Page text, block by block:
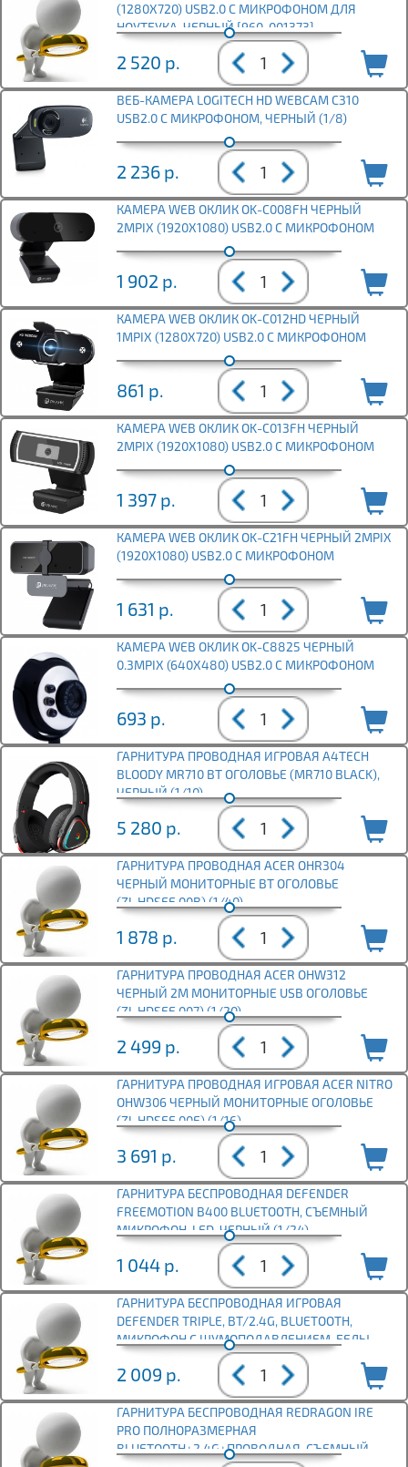
(1280X720) USB2.0 С МИКРОФОНОМ ДЛЯ
НОУТБУКА, ЧЕРНЫЙ [960-001373]
2 520 р.
ВЕБ-КАМЕРА LOGITECH HD WEBCAM C310
USB2.0 С МИКРОФОНОМ, ЧЕРНЫЙ (1/8)
2 236 р.
КАМЕРА WEB ОКЛИК OK-C008FH ЧЕРНЫЙ
2MPIX (1920X1080) USB2.0 С МИКРОФОНОМ
1 902 р.
КАМЕРА WEB ОКЛИК OK-C012HD ЧЕРНЫЙ
1MPIX (1280X720) USB2.0 С МИКРОФОНОМ
861 р.
КАМЕРА WEB ОКЛИК OK-C013FH ЧЕРНЫЙ
2MPIX (1920X1080) USB2.0 С МИКРОФОНОМ
1 397 р.
КАМЕРА WEB ОКЛИК OK-C21FH ЧЕРНЫЙ 2MPIX
(1920X1080) USB2.0 С МИКРОФОНОМ
1 631 р.
КАМЕРА WEB ОКЛИК OK-C8825 ЧЕРНЫЙ
0.3MPIX (640X480) USB2.0 С МИКРОФОНОМ
693 р.
ГАРНИТУРА ПРОВОДНАЯ ИГРОВАЯ A4TECH
BLOODY MR710 BT ОГОЛОВЬЕ (MR710 BLACK),
ЧЕРНЫЙ (1/10)
5 280 р.
ГАРНИТУРА ПРОВОДНАЯ ACER OHR304
ЧЕРНЫЙ МОНИТОРНЫЕ BT ОГОЛОВЬЕ
(ZL.HDSEE.00B) (1/40)
1 878 р.
ГАРНИТУРА ПРОВОДНАЯ ACER OHW312
ЧЕРНЫЙ 2М МОНИТОРНЫЕ USB ОГОЛОВЬЕ
(ZL.HDSEE.007) (1/20)
2 499 р.
ГАРНИТУРА ПРОВОДНАЯ ИГРОВАЯ ACER NITRO
OHW306 ЧЕРНЫЙ МОНИТОРНЫЕ ОГОЛОВЬЕ
(ZL.HDSEE.00E) (1/16)
3 691 р.
ГАРНИТУРА БЕСПРОВОДНАЯ DEFENDER
FREEMOTION B400 BLUETOOTH, СЪЕМНЫЙ
МИКРОФОН, LED, ЧЕРНЫЙ (1/24)
1 044 р.
ГАРНИТУРА БЕСПРОВОДНАЯ ИГРОВАЯ
DEFENDER TRIPLE, BT/2.4G, BLUETOOTH,
МИКРОФОН С ШУМОПОДАВЛЕНИЕМ, БЕЛЫ
2 009 р.
ГАРНИТУРА БЕСПРОВОДНАЯ REDRAGON IRE
PRO ПОЛНОРАЗМЕРНАЯ
BLUETOOTH+2.4G+ПРОВОДНАЯ, СЪЕМНЫЙ